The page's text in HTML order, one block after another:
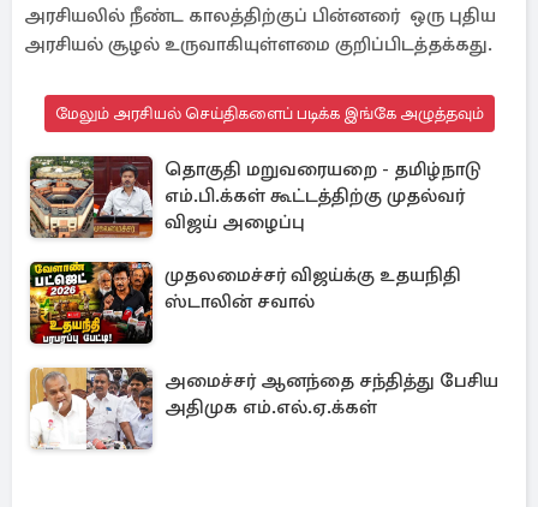
அரசியலில் நீண்ட காலத்திற்குப் பின்னரை் ஒரு புதிய
அரசியல் சூழல் உருவாகியுள்ளமை குறிப்பிடத்தக்கது.
மேலும் அரசியல் செய்திகளைப் படிக்க இங்கே அழுத்தவும்
தொகுதி மறுவரையறை - தமிழ்நாடு
எம்.பி.க்கள் கூட்டத்திற்கு முதல்வர்
விஜய் அழைப்பு
முதலமைச்சர் விஜய்க்கு உதயநிதி
ஸ்டாலின் சவால்
அமைச்சர் ஆனந்தை சந்தித்து பேசிய
அதிமுக எம்.எல்.ஏ.க்கள்